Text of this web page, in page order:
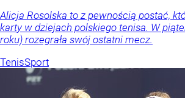
Alicja Rosolska to z pewnością postać,
karty w dziejach polskiego tenisa. W
roku) rozegrała swój ostatni mecz.
TenisSport